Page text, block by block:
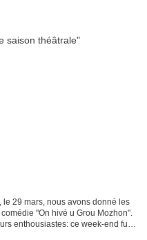
le 29 mars, nous avons donné les
"On hivé u Grou Mozhon".
enthousiastes: ce week-end fut